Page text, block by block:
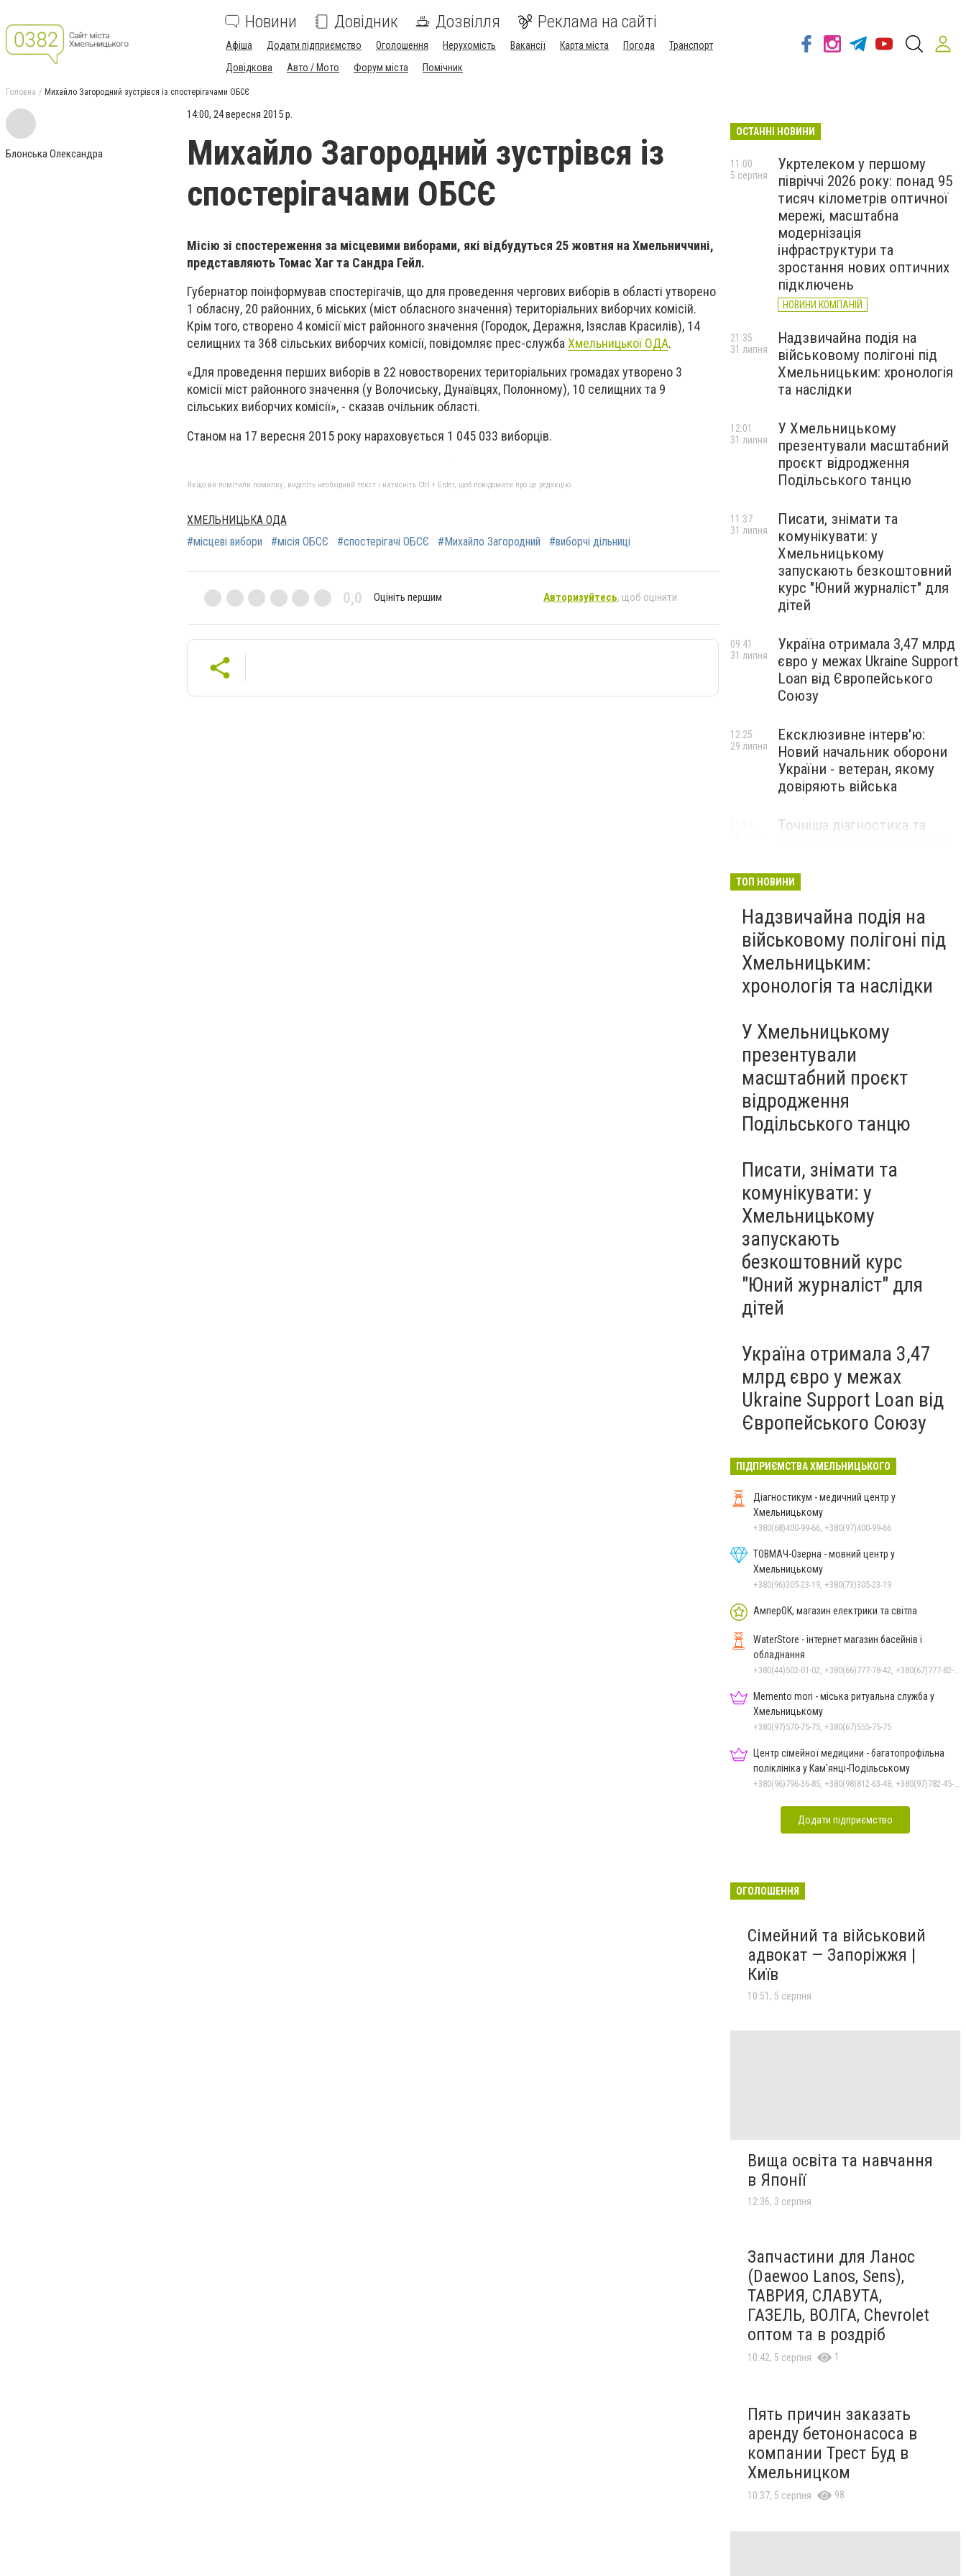
Новини Довідник Дозвілля Реклама на сайті
Афіша Додати підприємство Оголошення Нерухомість Вакансії Карта міста Погода
Транспорт
Довідкова
Авто / Мото Форум міста Помічник
Головна Михайло Загородний зустрівся із спостерігачами ОБСЄ
Блонська Олександра
14:00, 24 вересня 2015 р.
Михайло Загородний зустрівся із
спостерігачами ОБСЄ
Місію зі спостереження за місцевими виборами, які відбудуться 25 жовтня на Хмельниччині,
представляють Томас Хаг та Сандра Гейл.
Губернатор поінформував спостерігачів, що для проведення чергових виборів в області утворено
1 обласну, 20 районних, 6 міських (міст обласного значення) територіальних виборчих комісій.
Крім того, створено 4 комісії міст районного значення (Городок, Деражня, Ізяслав Красилів), 14
селищних та 368 сільських виборчих комісії, повідомляє прес-служба Хмельницької ОДА.
«Для проведення перших виборів в 22 новостворених територіальних громадах утворено 3
комісії міст районного значення (у Волочиську, Дунаївцях, Полонному), 10 селищних та 9
сільських виборчих комісії», - сказав очільник області.
Станом на 17 вересня 2015 року нараховується 1 045 033 виборців.
Якщо ви помітили помилку, виділіть необхідний текст і натисніть Ctrl + Enter, щоб повідомити про це редакцію
ХМЕЛЬНИЦЬКА ОДА
#місцеві вибори
#місія ОБСЄ #спостерігачі ОБСЄ #Михайло Загородний #виборчі дільниці
0,0 Оцініть першим Авторизуйтесь, щоб оцінити
ОСТАННІ НОВИНИ
Укртелеком у першому
півріччі 2026 року: понад 95
тисяч кілометрів оптичної
мережі, масштабна
модернізація
інфраструктури та
зростання нових оптичних
підключень
НОВИНИ КОМПАНІЙ
11:00
5 серпня
Надзвичайна подія на
військовому полігоні під
Хмельницьким: хронологія
та наслідки
21:35
31 липня
У Хмельницькому
презентували масштабний
проєкт відродження
Подільського танцю
12:01
31 липня
Писати, знімати та
комунікувати: у
Хмельницькому
запускають безкоштовний
курс "Юний журналіст" для
дітей
11:37
31 липня
Україна отримала 3,47 млрд
євро у межах Ukraine Support
Loan від Європейського
Союзу
09:41
31 липня
Ексклюзивне інтерв'ю:
Новий начальник оборони
України - ветеран, якому
довіряють війська
12:25
29 липня
Точніша діагностика та
протипухлинному центрі
запрацював новий
томограф
Паперовий флот замість
Чорноморського: як реальні
втрати Росії перетворилися
на дитячу аплікацію
23:42
27 липня
ТОП НОВИНИ
Надзвичайна подія на
військовому полігоні під
Хмельницьким:
хронологія та наслідки
У Хмельницькому
презентували
масштабний проєкт
відродження
Подільського танцю
Писати, знімати та
комунікувати: у
Хмельницькому
запускають
безкоштовний курс
"Юний журналіст" для
дітей
Україна отримала 3,47
млрд євро у межах
Ukraine Support Loan від
Європейського Союзу
ПІДПРИЄМСТВА ХМЕЛЬНИЦЬКОГО
Діагностикум - медичний центр у
Хмельницькому
+380(68)400-99-66, +380(97)400-99-66
ТОВМАЧ-Озерна - мовний центр у
Хмельницькому
+380(96)305-23-19, +380(73)305-23-19
АмперОК, магазин електрики та світла
WaterStore - інтернет магазин басейнів і
обладнання
+380(44)502-01-02, +380(66)777-78-42, +380(67)777-82-19, +380(67)890-80-80, +380(73)890-80-80, +380(44)502-01-03
Memento mori - міська ритуальна служба у
Хмельницькому
+380(97)570-75-75, +380(67)555-75-75
Центр сімейної медицини - багатопрофільна
поліклініка у Кам’янці-Подільському
+380(96)796-36-85, +380(98)812-63-48, +380(97)782-45-70
Додати підприємство
ОГОЛОШЕННЯ
Сімейний та військовий
адвокат — Запоріжжя |
Київ
10:51, 5 серпня
Вища освіта та навчання
в Японії
12:36, 3 серпня
Запчастини для Ланос
(Daewoo Lanos, Sens),
ТАВРИЯ, СЛАВУТА,
ГАЗЕЛЬ, ВОЛГА, Chevrolet
оптом та в роздріб
10:42, 5 серпня 1
Пять причин заказать
аренду бетононасоса в
компании Трест Буд в
Хмельницком
10:37, 5 серпня 98